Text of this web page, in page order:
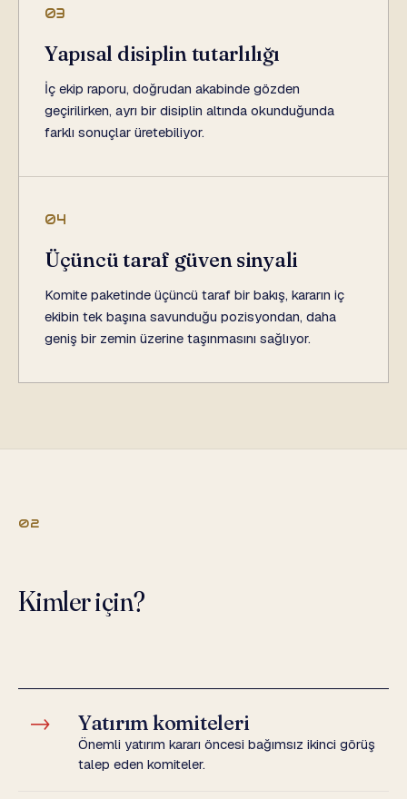
03
Yapısal disiplin tutarlılığı
İç ekip raporu, doğrudan akabinde gözden
geçirilirken, ayrı bir disiplin altında okunduğunda
farklı sonuçlar üretebiliyor.
04
Üçüncü taraf güven sinyali
Komite paketinde üçüncü taraf bir bakış, kararın iç
ekibin tek başına savunduğu pozisyondan, daha
geniş bir zemin üzerine taşınmasını sağlıyor.
02
Kimler için?
→ Yatırım komiteleri
Önemli yatırım kararı öncesi bağımsız ikinci görüş
talep eden komiteler.